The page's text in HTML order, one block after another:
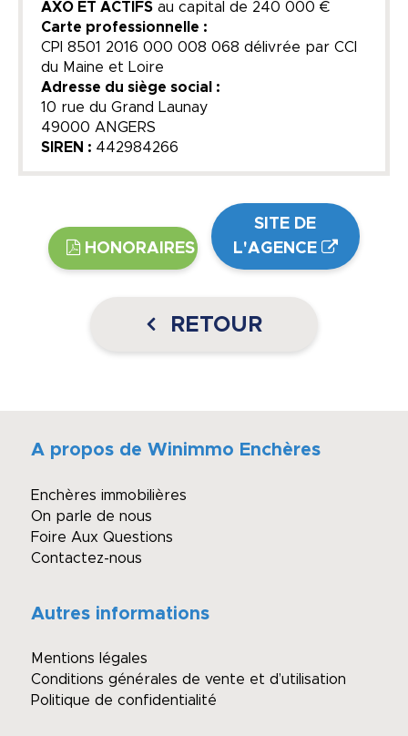
AXO ET ACTIFS au capital de 240 000 €
Carte professionnelle :
CPI 8501 2016 000 008 068 délivrée par CCI
du Maine et Loire
Adresse du siège social :
10 rue du Grand Launay
49000 ANGERS
SIREN : 442984266
HONORAIRES
SITE DE
L'AGENCE
RETOUR
A propos de Winimmo Enchères
Enchères immobilières
On parle de nous
Foire Aux Questions
Contactez-nous
Autres informations
Mentions légales
Conditions générales de vente et d’utilisation
Politique de confidentialité